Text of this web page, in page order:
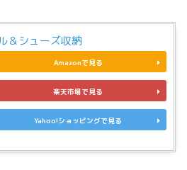
＆シューズ収納
Amazonで見る
楽天市場で見る
Yahoo!ショッピングで見る